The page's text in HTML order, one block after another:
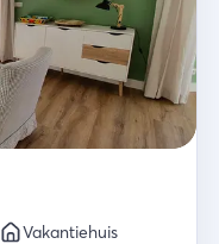
Vakantiehuis